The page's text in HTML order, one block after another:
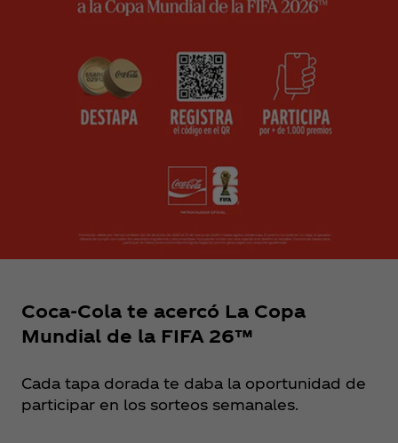
Coca‑Cola te acercó La Copa
Mundial de la FIFA 26™
Cada tapa dorada te daba la oportunidad de
participar en los sorteos semanales.